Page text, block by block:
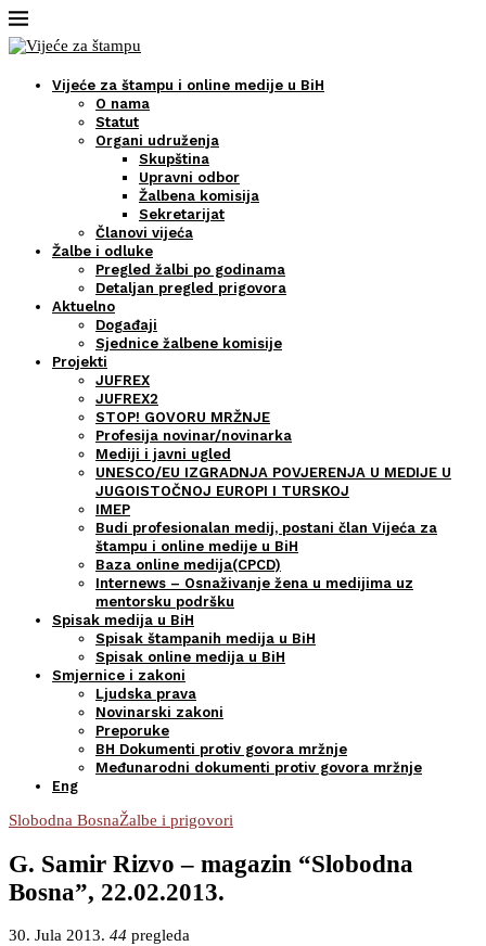
Vijeće za štampu i online medije u BiH
O nama
Statut
Organi udruženja
Skupština
Upravni odbor
Žalbena komisija
Sekretarijat
Članovi vijeća
Žalbe i odluke
Pregled žalbi po godinama
Detaljan pregled prigovora
Aktuelno
Događaji
Sjednice žalbene komisije
Projekti
JUFREX
JUFREX2
STOP! GOVORU MRŽNJE
Profesija novinar/novinarka
Mediji i javni ugled
UNESCO/EU IZGRADNJA POVJERENJA U MEDIJE U
JUGOISTOČNOJ EUROPI I TURSKOJ
IMEP
Budi profesionalan medij, postani član Vijeća za
štampu i online medije u BiH
Baza online medija(CPCD)
Internews – Osnaživanje žena u medijima uz
mentorsku podršku
Spisak medija u BiH
Spisak štampanih medija u BiH
Spisak online medija u BiH
Smjernice i zakoni
Ljudska prava
Novinarski zakoni
Preporuke
BH Dokumenti protiv govora mržnje
Međunarodni dokumenti protiv govora mržnje
Eng
Slobodna BosnaŽalbe i prigovori
G. Samir Rizvo – magazin “Slobodna
Bosna”, 22.02.2013.
30. Jula 2013. 44 pregleda